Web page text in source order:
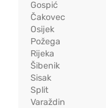
Gospić
Čakovec
Osijek
Požega
Rijeka
Šibenik
Sisak
Split
Varaždin